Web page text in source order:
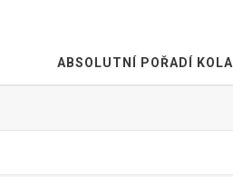
ABSOLUTNÍ POŘADÍ KOLA